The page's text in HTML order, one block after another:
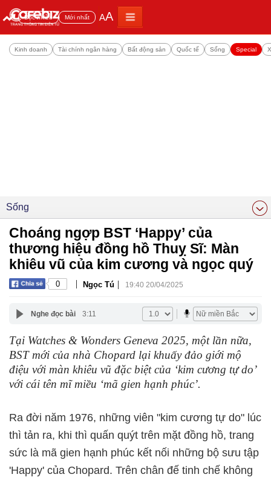
Đọc nhiều Mới nhất AA
Kinh doanh Tài chính ngân hàng Bất động sản Quốc tế Sống Special
Sống
Choáng ngợp BST ‘Happy’ của
thương hiệu đồng hồ Thuỵ Sĩ: Màn
khiêu vũ của kim cương và ngọc quý
0 | Ngọc Tú | 19:40 20/04/2025
Nghe đọc bài 3:11
Tại Watches & Wonders Geneva 2025, một lần nữa,
BST mới của nhà Chopard lại khuấy đảo giới mộ
điệu với màn khiêu vũ đặc biệt của ‘kim cương tự do’
với cái tên mĩ miều ‘mã gien hạnh phúc’.
Ra đời năm 1976, những viên "kim cương tự do" lúc
thì tản ra, khi thì quấn quýt trên mặt đồng hồ, trang
sức là mã gien hạnh phúc kết nối những bộ sưu tập
'Happy' của Chopard. Trên chân đế tinh chế không